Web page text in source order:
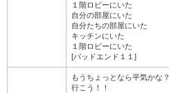
１階ロビーにいた
自分の部屋にいた
自分たちの部屋にいた
キッチンにいた
１階ロビーにいた
[バッドエンド１１]
もうちょっとなら平気かな？
行こう！！